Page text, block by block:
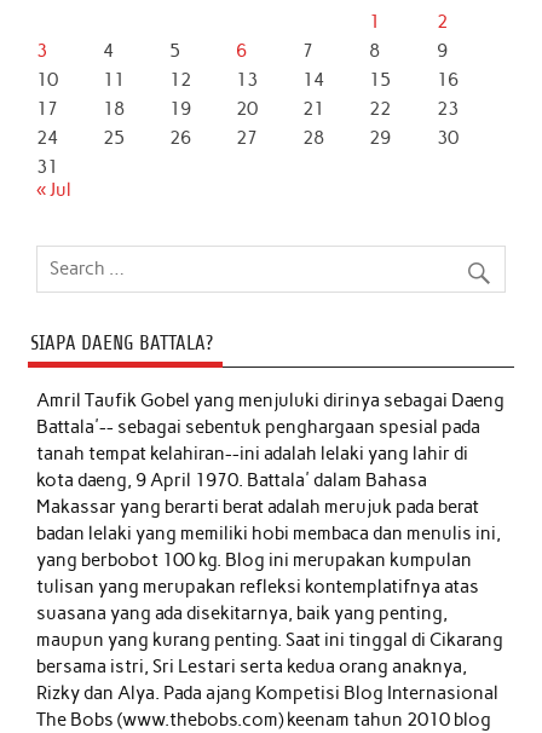
1
2
3
4 5 6 7 8
9
10
11 12 13 14 15
16
17
18 19 20 21 22
23
24
25 26 27 28 29
30
31
« Jul
SIAPA DAENG BATTALA?
Amril Taufik Gobelyang menjuluki dirinya sebagai Daeng
Battala'-- sebagai sebentuk penghargaan spesial pada
tanah tempat kelahiran--ini adalah lelaki yang lahir di
kota daeng, 9 April 1970. Battala' dalam Bahasa
Makassar yang berarti berat adalah merujuk pada berat
badan lelaki yang memiliki hobi membaca dan menulis ini,
yang berbobot 100 kg. Blog ini merupakan kumpulan
tulisan yang merupakan refleksi kontemplatifnya atas
suasana yang ada disekitarnya, baik yang penting,
maupun yang kurang penting. Saat ini tinggal di Cikarang
bersama istri, Sri Lestari serta kedua orang anaknya,
Rizky dan Alya. Pada ajang Kompetisi Blog Internasional
The Bobs (www.thebobs.com) keenam tahun 2010 blog